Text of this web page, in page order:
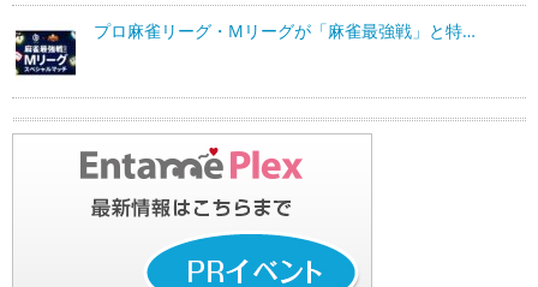
プロ麻雀リーグ・Mリーグが「麻雀最強戦」と特…